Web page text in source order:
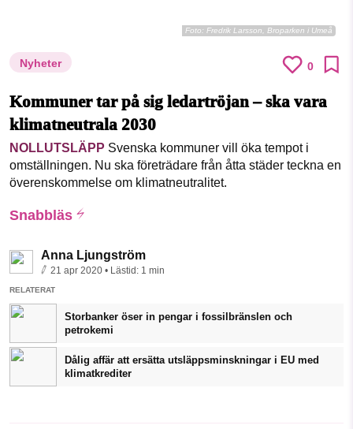
Foto: Fredrik Larsson, Broparken i Umeå
Nyheter 0
Kommuner tar på sig ledartröjan – ska vara
klimatneutrala 2030
NOLLUTSLÄPP Svenska kommuner vill öka tempot i
omställningen. Nu ska företrädare från åtta städer teckna en
överenskommelse om klimatneutralitet.
Snabbläs
Anna Ljungström
21 apr 2020 • Lästid: 1 min
RELATERAT
Storbanker öser in pengar i fossilbränslen och
petrokemi
Dålig affär att ersätta utsläppsminskningar i EU med
klimatkrediter